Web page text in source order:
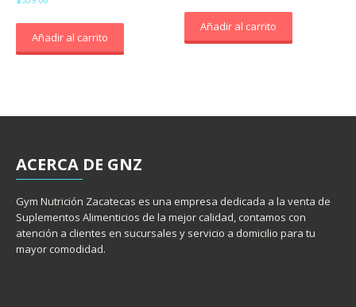
Añadir al carrito
Añadir al carrito
ACERCA DE GNZ
Gym Nutrición Zacatecas es una empresa dedicada a la venta de
Suplementos Alimenticios de la mejor calidad, contamos con
atención a clientes en sucursales y servicio a domicilio para tu
mayor comodidad.